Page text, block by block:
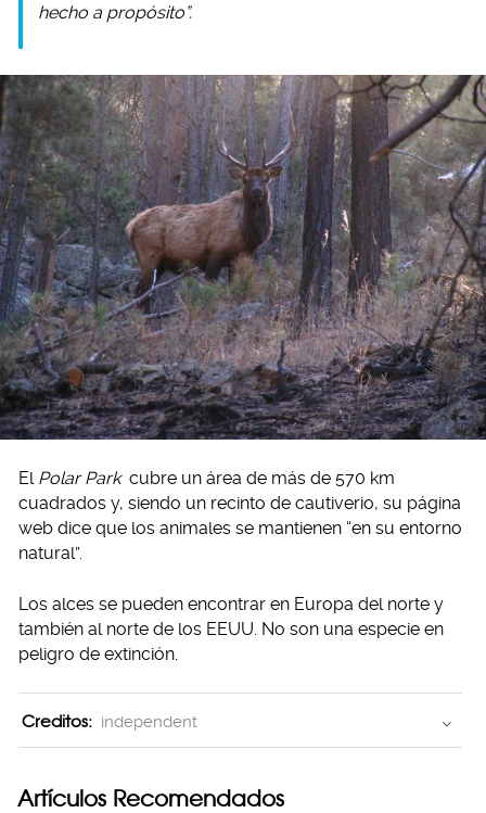
hecho a propósito”.
El Polar Park cubre un área de más de 570 km
cuadrados y, siendo un recinto de cautiverio, su página
web dice que los animales se mantienen “en su entorno
natural”.
Los alces se pueden encontrar en Europa del norte y
también al norte de los EEUU. No son una especie en
peligro de extinción.
Creditos: independent
Artículos Recomendados